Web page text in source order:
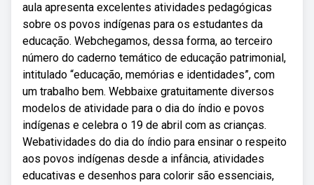
aula apresenta excelentes atividades pedagógicas
sobre os povos indígenas para os estudantes da
educação. Webchegamos, dessa forma, ao terceiro
número do caderno temático de educação patrimonial,
intitulado “educação, memórias e identidades”, com
um trabalho bem. Webbaixe gratuitamente diversos
modelos de atividade para o dia do índio e povos
indígenas e celebra o 19 de abril com as crianças.
Webatividades do dia do índio para ensinar o respeito
aos povos indígenas desde a infância, atividades
educativas e desenhos para colorir são essenciais,